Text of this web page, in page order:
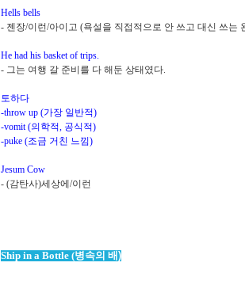
Hells bells
- 젠장/이런/아이고 (욕설을 직접적으로 안 쓰고 대신 쓰는
He had his basket of trips.
- 그는 여행 갈 준비를 다 해둔 상태였다.
토하다
-throw up (가장 일반적)
-vomit (의학적, 공식적)
-puke (조금 거친 느낌)
Jesum Cow
- (감탄사)세상에 /이런
Ship in a Bottle (병속의 배)